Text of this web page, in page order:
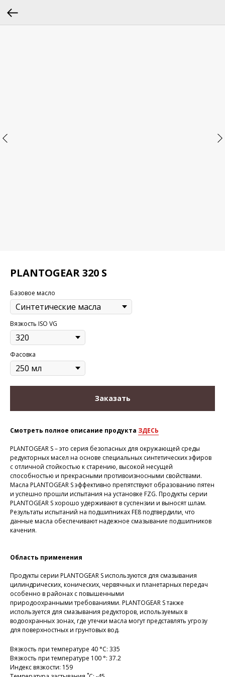
PLANTOGEAR 320 S
Базовое масло
Вязкость ISO VG
Фасовка
Заказать
Смотреть полное описание продукта ЗДЕСЬ
PLANTOGEAR S – это серия безопасных для окружающей среды
редукторных масел на основе специальных синтетических эфиров
с отличной стойкостью к старению, высокой несущей
способностью и прекрасными противоизносными свойствами.
Масла PLANTOGEAR S эффективно препятствуют образованию пятен
и успешно прошли испытания на установке FZG. Продукты серии
PLANTOGEAR S хорошо удерживают в суспензии и выносят шлам.
Результаты испытаний на подшипниках FE8 подтвердили, что
данные масла обеспечивают надежное смазывание подшипников
качения.
Область применения
Продукты серии PLANTOGEAR S используются для смазывания
цилиндрических, конических, червячных и планетарных передач
особенно в районах с повышенными
природоохранными требованиями. PLANTOGEAR S также
используется для смазывания редукторов, используемых в
водоохранных зонах, где утечки масла могут представлять угрозу
для поверхностных и грунтовых вод.
Вязкость при температуре 40 °С: 335
Вязкость при температуре 100 °: 37.2
Индекс вязкости: 159